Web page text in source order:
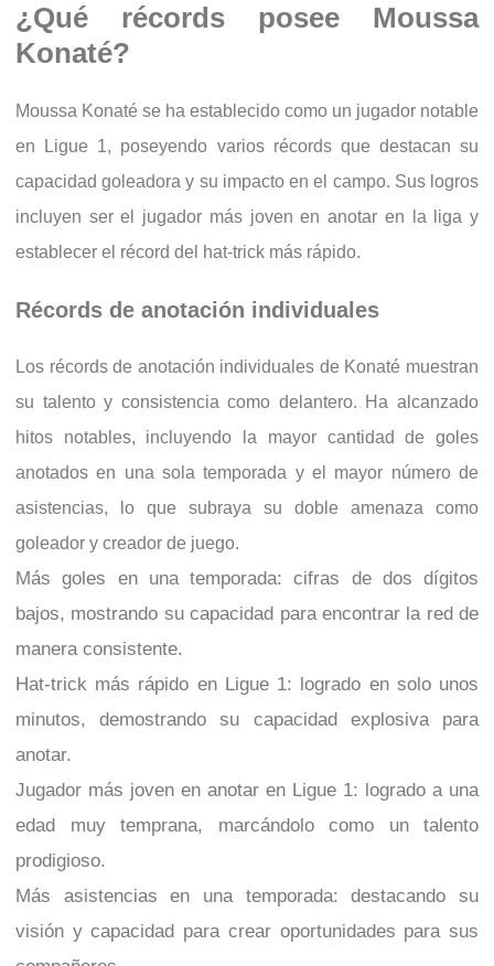
¿Qué récords posee Moussa
Konaté?
Moussa Konaté se ha establecido como un jugador notable
en Ligue 1, poseyendo varios récords que destacan su
capacidad goleadora y su impacto en el campo. Sus logros
incluyen ser el jugador más joven en anotar en la liga y
establecer el récord del hat-trick más rápido.
Récords de anotación individuales
Los récords de anotación individuales de Konaté muestran
su talento y consistencia como delantero. Ha alcanzado
hitos notables, incluyendo la mayor cantidad de goles
anotados en una sola temporada y el mayor número de
asistencias, lo que subraya su doble amenaza como
goleador y creador de juego.
Más goles en una temporada: cifras de dos dígitos
bajos, mostrando su capacidad para encontrar la red de
manera consistente.
Hat-trick más rápido en Ligue 1: logrado en solo unos
minutos, demostrando su capacidad explosiva para
anotar.
Jugador más joven en anotar en Ligue 1: logrado a una
edad muy temprana, marcándolo como un talento
prodigioso.
Más asistencias en una temporada: destacando su
visión y capacidad para crear oportunidades para sus